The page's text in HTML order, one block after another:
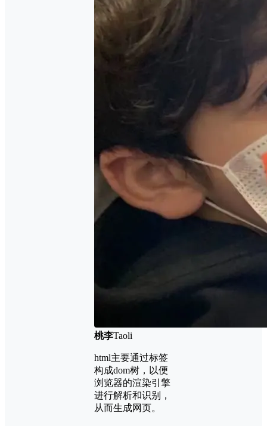
桃李Taoli
html主要通过标签
构成dom树，以便
浏览器的渲染引擎
进行解析和识别，
从而生成网页。